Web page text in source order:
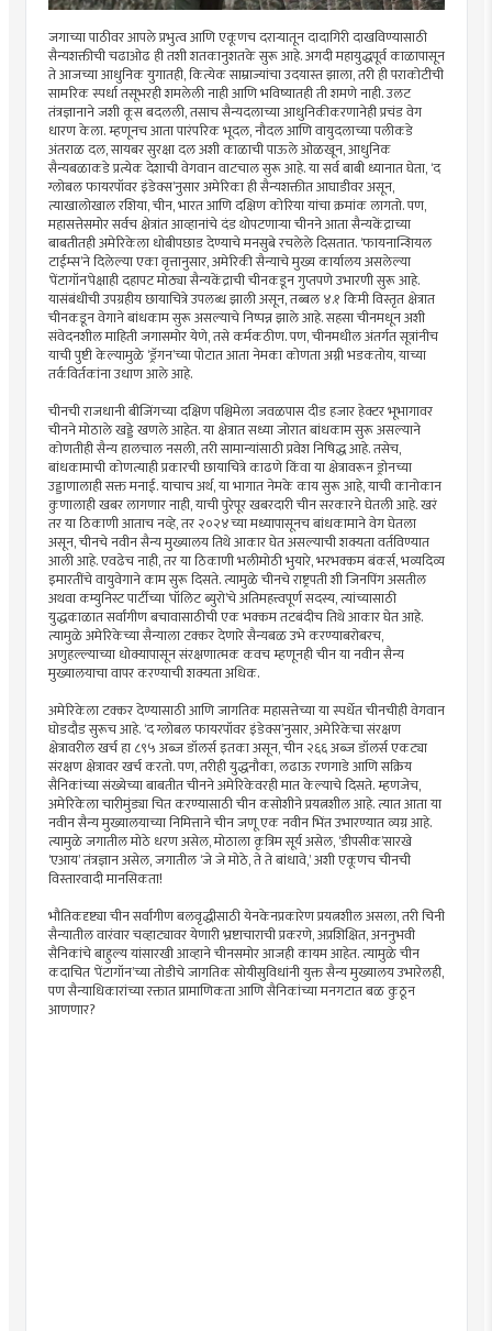
जगाच्या पाठीवर आपले प्रभुत्व आणि एकूणच दरार्‍यातून दादागिरी दाखविण्यासाठी
सैन्यशक्तीची चढाओढ ही तशी शतकानुशतके सुरू आहे. अगदी महायुद्धपूर्व काळापासून
ते आजच्या आधुनिक युगातही, कित्येक साम्राज्यांचा उदयास्त झाला, तरी ही पराकोटीची
सामरिक स्पर्धा तसूभरही शमलेली नाही आणि भविष्यातही ती शमणे नाही. उलट
तंत्रज्ञानाने जशी कूस बदलली, तसाच सैन्यदलाच्या आधुनिकीकरणानेही प्रचंड वेग
धारण केला. म्हणूनच आता पारंपरिक भूदल, नौदल आणि वायुदलाच्या पलीकडे
अंतराळ दल, सायबर सुरक्षा दल अशी काळाची पाऊले ओळखून, आधुनिक
सैन्यबळाकडे प्रत्येक देशाची वेगवान वाटचाल सुरू आहे. या सर्व बाबी ध्यानात घेता, ‘द
ग्लोबल फायरपॉवर इंडेक्स’नुसार अमेरिका ही सैन्यशक्तीत आघाडीवर असून,
त्याखालोखाल रशिया, चीन, भारत आणि दक्षिण कोरिया यांचा क्रमांक लागतो. पण,
महासत्तेसमोर सर्वच क्षेत्रांत आव्हानांचे दंड थोपटणार्‍या चीनने आता सैन्यकेंद्राच्या
बाबतीतही अमेरिकेला धोबीपछाड देण्याचे मनसुबे रचलेले दिसतात. ‘फायनान्शियल
टाईम्स’ने दिलेल्या एका वृत्तानुसार, अमेरिकी सैन्याचे मुख्य कार्यालय असलेल्या
‘पेंटागॉन’पेक्षाही दहापट मोठ्या सैन्यकेंद्राची चीनकडून गुप्तपणे उभारणी सुरू आहे.
यासंबंधीची उपग्रहीय छायाचित्रे उपलब्ध झाली असून, तब्बल ४.१ किमी विस्तृत क्षेत्रात
चीनकडून वेगाने बांधकाम सुरू असल्याचे निष्पन्न झाले आहे. सहसा चीनमधून अशी
संवेदनशील माहिती जगासमोर येणे, तसे कर्मकठीण. पण, चीनमधील अंतर्गत सूत्रांनीच
याची पुष्टी केल्यामुळे ‘ड्रॅगन’च्या पोटात आता नेमका कोणता अग्नी भडकतोय, याच्या
तर्कविर्तकांना उधाण आले आहे.
चीनची राजधानी बीजिंगच्या दक्षिण पश्चिमेला जवळपास दीड हजार हेक्टर भूभागावर
चीनने मोठाले खड्डे खणले आहेत. या क्षेत्रात सध्या जोरात बांधकाम सुरू असल्याने
कोणतीही सैन्य हालचाल नसली, तरी सामान्यांसाठी प्रवेश निषिद्ध आहे. तसेच,
बांधकामाची कोणत्याही प्रकारची छायाचित्रे काढणे किंवा या क्षेत्रावरून ड्रोनच्या
उड्डाणालाही सक्त मनाई. याचाच अर्थ, या भागात नेमके काय सुरू आहे, याची कानोकान
कुणालाही खबर लागणार नाही, याची पुरेपूर खबरदारी चीन सरकारने घेतली आहे. खरं
तर या ठिकाणी आताच नव्हे, तर २०२४च्या मध्यापासूनच बांधकामाने वेग घेतला
असून, चीनचे नवीन सैन्य मुख्यालय तिथे आकार घेत असल्याची शक्यता वर्तविण्यात
आली आहे. एवढेच नाही, तर या ठिकाणी भलीमोठी भुयारे, भरभक्कम बंकर्स, भव्यदिव्य
इमारतींचे वायुवेगाने काम सुरू दिसते. त्यामुळे चीनचे राष्ट्रपती शी जिनपिंग असतील
अथवा कम्युनिस्ट पार्टीच्या ‘पॉलिट ब्युरो’चे अतिमहत्त्वपूर्ण सदस्य, त्यांच्यासाठी
युद्धकाळात सर्वांगीण बचावासाठीची एक भक्कम तटबंदीच तिथे आकार घेत आहे.
त्यामुळे अमेरिकेच्या सैन्याला टक्कर देणारे सैन्यबळ उभे करण्याबरोबरच,
अणुहल्ल्याच्या धोक्यापासून संरक्षणात्मक कवच म्हणूनही चीन या नवीन सैन्य
मुख्यालयाचा वापर करण्याची शक्यता अधिक.
अमेरिकेला टक्कर देण्यासाठी आणि जागतिक महासत्तेच्या या स्पर्धेत चीनचीही वेगवान
घोडदौड सुरूच आहे. ‘द ग्लोबल फायरपॉवर इंडेक्स’नुसार, अमेरिकेचा संरक्षण
क्षेत्रावरील खर्च हा ८९५ अब्ज डॉलर्स इतका असून, चीन २६६ अब्ज डॉलर्स एकट्या
संरक्षण क्षेत्रावर खर्च करतो. पण, तरीही युद्धनौका, लढाऊ रणगाडे आणि सक्रिय
सैनिकांच्या संख्येच्या बाबतीत चीनने अमेरिकेवरही मात केल्याचे दिसते. म्हणजेच,
अमेरिकेला चारीमुंड्या चित करण्यासाठी चीन कसोशीने प्रयत्नशील आहे. त्यात आता या
नवीन सैन्य मुख्यालयाच्या निमित्ताने चीन जणू एक नवीन भिंत उभारण्यात व्यग्र आहे.
त्यामुळे जगातील मोठे धरण असेल, मोठाला कृत्रिम सूर्य असेल, ‘डीपसीक’सारखे
‘एआय’ तंत्रज्ञान असेल, जगातील ‘जे जे मोठे, ते ते बांधावे,’ अशी एकूणच चीनची
विस्तारवादी मानसिकता!
भौतिकदृष्ट्या चीन सर्वांगीण बलवृद्धीसाठी येनकेनप्रकारेण प्रयत्नशील असला, तरी चिनी
सैन्यातील वारंवार चव्हाट्यावर येणारी भ्रष्टाचाराची प्रकरणे, अप्रशिक्षित, अननुभवी
सैनिकांचे बाहुल्य यांसारखी आव्हाने चीनसमोर आजही कायम आहेत. त्यामुळे चीन
कदाचित ‘पेंटागॉन’च्या तोडीचे जागतिक सोयीसुविधांनी युक्त सैन्य मुख्यालय उभारेलही,
पण सैन्याधिकारांच्या रक्तात प्रामाणिकता आणि सैनिकांच्या मनगटात बळ कुठून
आणणार?